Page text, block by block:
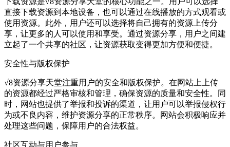
直接下载资源到本地设备，也可以通过在线播放的方式观看或
使用资源。此外，用户还可以选择将自己拥有的资源上传分
享，让更多的人可以使用和享受。通过资源分享，用户之间建
立起了一个共享的社区，让资源获取变得更加方便和便捷。
安全性与版权保护
√8资源分享天堂注重用户的安全和版权保护。在网站上上传
的资源都经过严格审核和管理，确保资源的质量和安全性。同
时，网站也提供了举报和投诉的渠道，让用户可以举报侵权行
为或不良内容，维护资源分享的正常秩序。网站会积极响应并
处理这些问题，保障用户的合法权益。
社区互动与用户参与